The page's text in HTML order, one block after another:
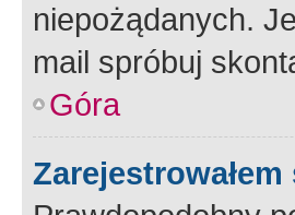
niepożądanych.
mail spróbuj
Góra